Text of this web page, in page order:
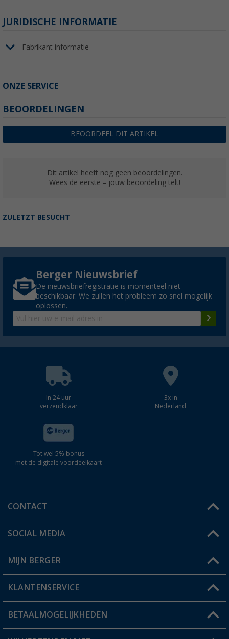
JURIDISCHE INFORMATIE
Fabrikant informatie
ONZE SERVICE
BEOORDELINGEN
BEOORDEEL DIT ARTIKEL
Dit artikel heeft nog geen beoordelingen.
Wees de eerste – jouw beoordeling telt!
ZULETZT BESUCHT
Berger Nieuwsbrief
De nieuwsbriefregistratie is momenteel niet
beschikbaar. We zullen het probleem zo snel mogelijk
oplossen.
In 24 uur
verzendklaar
3x in
Nederland
Tot wel 5% bonus
met de digitale voordeelkaart
CONTACT
Een vraag?
Winkel vinden
SOCIAL MEDIA
MIJN BERGER
Mijn account
Status bestelling
KLANTENSERVICE
FAQ & Contact
BETAALMOGELIJKHEDEN